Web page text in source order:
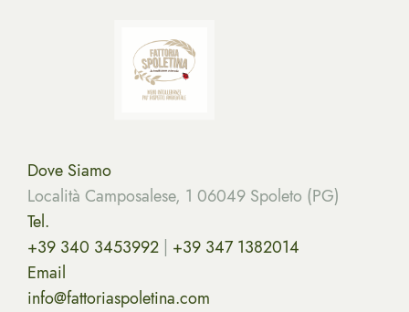
Dove Siamo
Località Camposalese, 1 06049 Spoleto (PG)
Tel.
+39 340 3453992
+39 347 1382014
Email
info@fattoriaspoletina.com